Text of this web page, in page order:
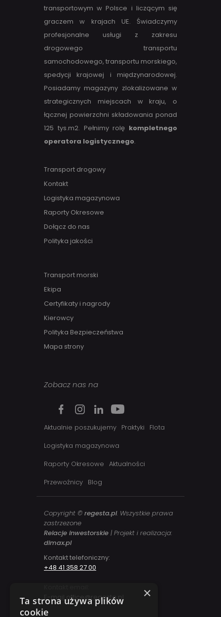
transportowym w Polsce i liczącym się
graczem w krajach UE. Świadczymy
profesjonalne usługi z zakresu
drogowego transportu
samochodowego, transportu morskiego,
spedycji krajowej i międzynarodowej.
Posiadamy magazyny zlokalizowane w
strategicznych miejscach w kraju, o
łącznej powierzchni składowania ponad
125 tys.m2. Pełnimy rolę kompletnego
operatora logistycznego.
Transport drogowy
Kontakt
Logistyka magazynowa
Raporty Okresowe
Dołącz do nas
Polityka jakości
Transport morski
Ekipa
Certyfikaty i nagrody
Kierowcy
Polityka Bezpieczeństwa
Mapa strony
Zobacz nas na
Aktualnie poszukujemy Praktyki
Flota
Logistyka magazynowa
Raporty Okresowe Aktualności
Przewoźnicy Blog
Copyright © regesta.pl. Wszystkie prawa
zastrzezone
Relacje inwestorskie | Projekt i realizacja:
dimax.pl
Kontakt telefoniczny:
+48 41 358 27 00
E-mail office@regesta.pl
×
Ta strona używa plików
cookie